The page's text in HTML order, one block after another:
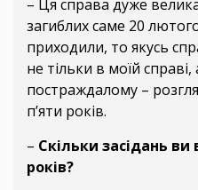
– Ця справа дуже
загиблих саме 20
приходили, то якусь
не тільки в моїй
постраждалому –
п’яти років.
– Скільки засідань ви
років?